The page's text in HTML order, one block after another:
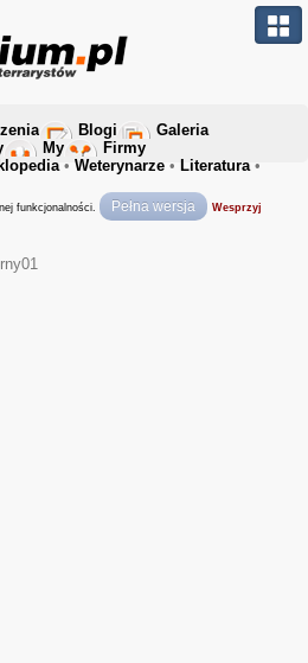
Blogi
Galeria
My
Firmy
• Weterynarze • Literatura•
funkcjonalności. Pełna wersja Wesprzyj